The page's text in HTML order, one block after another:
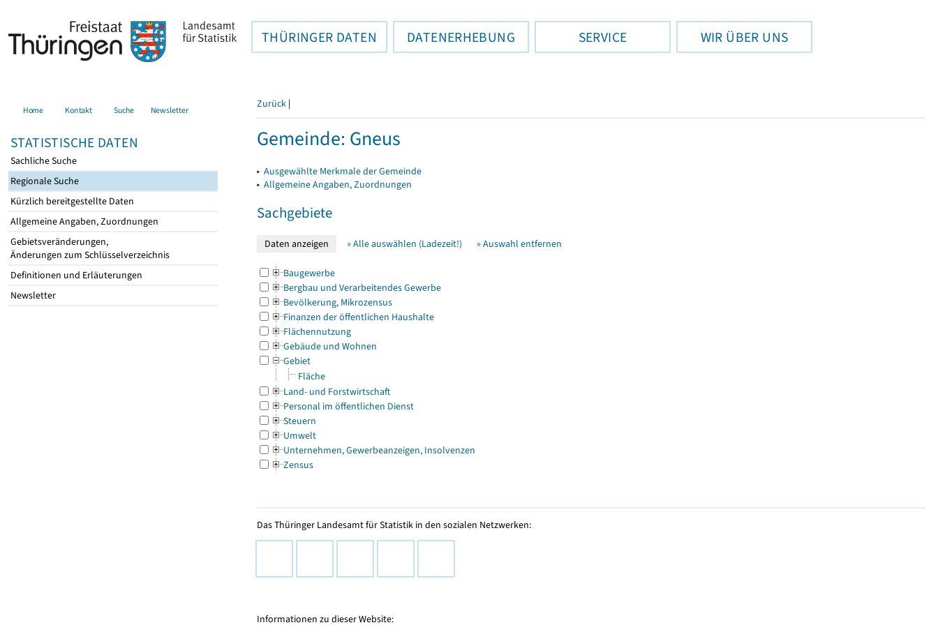
THÜRINGER DATEN DATENERHEBUNG SERVICE WIR ÜBER UNS
Home Kontakt Suche Newsletter
STATISTISCHE DATEN
Sachliche Suche
Regionale Suche
Kürzlich bereitgestellte Daten
Allgemeine Angaben, Zuordnungen
Gebietsveränderungen,
Änderungen zum Schlüsselverzeichnis
Definitionen und Erläuterungen
Newsletter
Zurück |
Gemeinde: Gneus
▸ Ausgewählte Merkmale der Gemeinde
▸ Allgemeine Angaben, Zuordnungen
Sachgebiete
» Alle auswählen (Ladezeit!) » Auswahl entfernen
Baugewerbe
Bergbau und Verarbeitendes Gewerbe
Bevölkerung, Mikrozensus
Finanzen der öffentlichen Haushalte
Flächennutzung
Gebäude und Wohnen
Gebiet
Fläche
Land- und Forstwirtschaft
Personal im öffentlichen Dienst
Steuern
Umwelt
Unternehmen, Gewerbeanzeigen, Insolvenzen
Zensus
Das Thüringer Landesamt für Statistik in den sozialen Netzwerken:
Informationen zu dieser Website: